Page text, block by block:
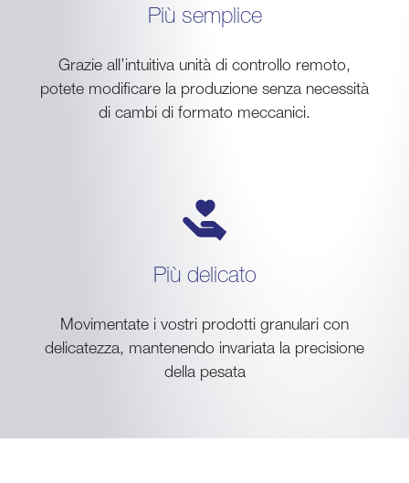
Più semplice
Grazie all’intuitiva unità di controllo remoto,
potete modificare la produzione senza necessità
di cambi di formato meccanici.
Più delicato
Movimentate i vostri prodotti granulari con
delicatezza, mantenendo invariata la precisione
della pesata